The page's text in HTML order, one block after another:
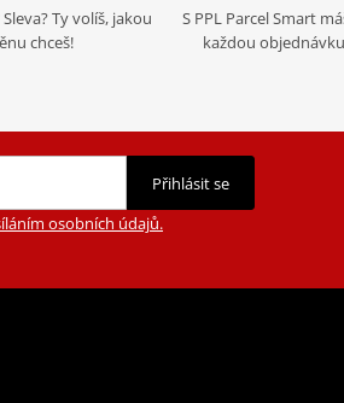
Ty volíš, jakou
chceš!
S PPL Parcel Smart
každou
Přihlásit se
osobních údajů.